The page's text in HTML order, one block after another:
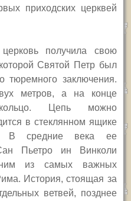
приходских церквей
получила свою
Святой Петр был
тюремного заключения.
метров, а на конце
Цепь можно
в стеклянном ящике
В средние века ее
Пьетро ин Винколи
из самых важных
История, стоящая за
ветвей, позднее